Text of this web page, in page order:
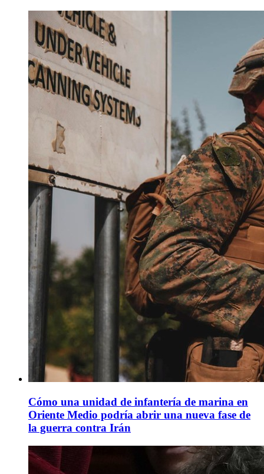
Cómo una unidad de infantería de marina en
Oriente Medio podría abrir una nueva fase de
la guerra contra Irán